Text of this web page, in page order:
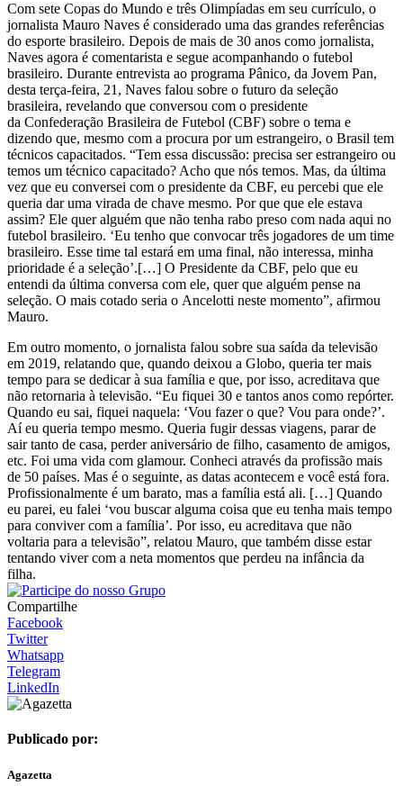
Com sete Copas do Mundo e três Olimpíadas em seu currículo, o
jornalista Mauro Naves é considerado uma das grandes referências
do esporte brasileiro. Depois de mais de 30 anos como jornalista,
Naves agora é comentarista e segue acompanhando o futebol
brasileiro. Durante entrevista ao programa Pânico, da Jovem Pan,
desta terça-feira, 21, Naves falou sobre o futuro da seleção
brasileira, revelando que conversou com o presidente
da Confederação Brasileira de Futebol (CBF) sobre o tema e
dizendo que, mesmo com a procura por um estrangeiro, o Brasil tem
técnicos capacitados. “Tem essa discussão: precisa ser estrangeiro ou
temos um técnico capacitado? Acho que nós temos. Mas, da última
vez que eu conversei com o presidente da CBF, eu percebi que ele
queria dar uma virada de chave mesmo. Por que que ele estava
assim? Ele quer alguém que não tenha rabo preso com nada aqui no
futebol brasileiro. ‘Eu tenho que convocar três jogadores de um time
brasileiro. Esse time tal estará em uma final, não interessa, minha
prioridade é a seleção’.[…] O Presidente da CBF, pelo que eu
entendi da última conversa com ele, quer que alguém pense na
seleção. O mais cotado seria o Ancelotti neste momento”, afirmou
Mauro.
Em outro momento, o jornalista falou sobre sua saída da televisão
em 2019, relatando que, quando deixou a Globo, queria ter mais
tempo para se dedicar à sua família e que, por isso, acreditava que
não retornaria à televisão. “Eu fiquei 30 e tantos anos como repórter.
Quando eu sai, fiquei naquela: ‘Vou fazer o que? Vou para onde?’.
Aí eu queria tempo mesmo. Queria fugir dessas viagens, parar de
sair tanto de casa, perder aniversário de filho, casamento de amigos,
etc. Foi uma vida com glamour. Conheci através da profissão mais
de 50 países. Mas é o seguinte, as datas acontecem e você está fora.
Profissionalmente é um barato, mas a família está ali. […] Quando
eu parei, eu falei ‘vou buscar alguma coisa que eu tenha mais tempo
para conviver com a família’. Por isso, eu acreditava que não
voltaria para a televisão”, relatou Mauro, que também disse estar
tentando viver com a neta momentos que perdeu na infância da
filha.
Compartilhe
Facebook
Twitter
Whatsapp
Telegram
LinkedIn
Publicado por:
Agazetta